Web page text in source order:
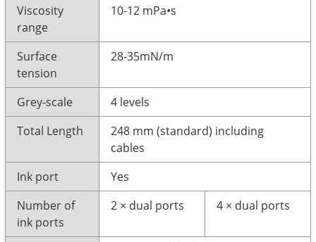
Viscosity
range
10-12 mPa•s
Surface
tension
28-35mN/m
Grey-scale
4 levels
Total Length
248 mm (standard) including
cables
Ink port
Yes
Number of
ink ports
2 × dual ports 4 × dual ports